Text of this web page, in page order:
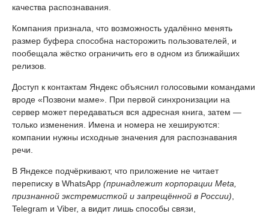
качества распознавания.
Компания признала, что возможность удалённо менять
размер буфера способна насторожить пользователей, и
пообещала жёстко ограничить его в одном из ближайших
релизов.
Доступ к контактам Яндекс объяснил голосовыми командами
вроде «Позвони маме». При первой синхронизации на
сервер может передаваться вся адресная книга, затем —
только изменения. Имена и номера не хешируются:
компании нужны исходные значения для распознавания
речи.
В Яндексе подчёркивают, что приложение не читает
переписку в WhatsApp (принадлежит корпорации Meta,
признанной экстремисткой и запрещённой в России)
Telegram и Viber, а видит лишь способы связи,